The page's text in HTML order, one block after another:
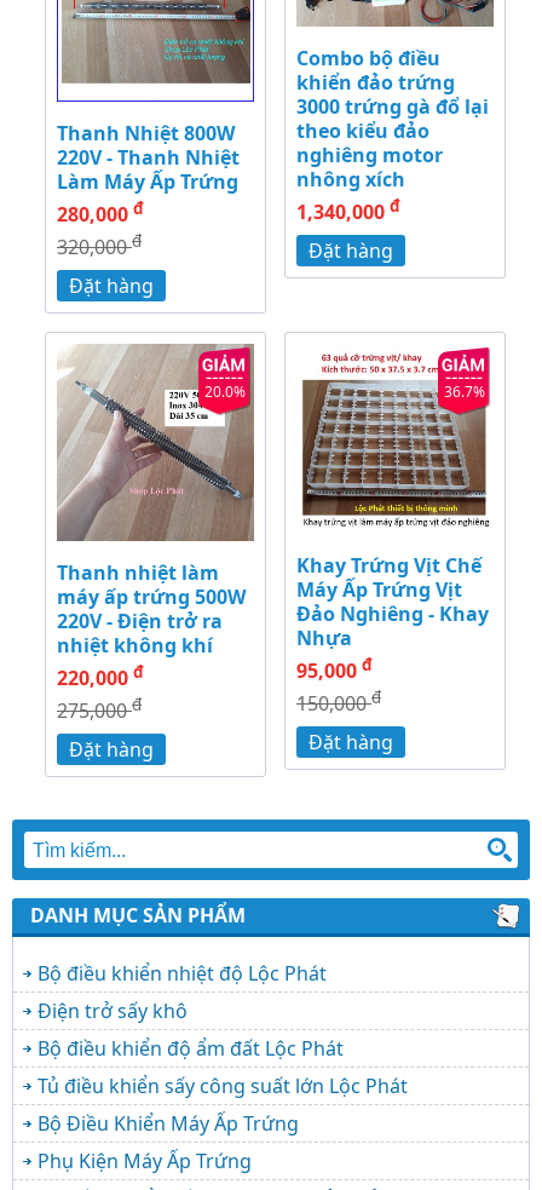
Thanh Nhiệt 800W
220V - Thanh Nhiệt
Làm Máy Ấp Trứng
280,000 đ
320,000đ
Đặt hàng
Combo bộ điều
khiển đảo trứng
3000 trứng gà đổ lại
theo kiểu đảo
nghiêng motor
nhông xích
1,340,000 đ
Đặt hàng
20.0%
Thanh nhiệt làm
máy ấp trứng 500W
220V - Điện trở ra
nhiệt không khí
220,000 đ
275,000đ
Đặt hàng
36.7%
Khay Trứng Vịt Chế
Máy Ấp Trứng Vịt
Đảo Nghiêng - Khay
Nhựa
95,000 đ
150,000đ
Đặt hàng
DANH MỤC SẢN PHẨM
Bộ điều khiển nhiệt độ Lộc Phát
Điện trở sấy khô
Bộ điều khiển độ ẩm đất Lộc Phát
Tủ điều khiển sấy công suất lớn Lộc Phát
Bộ Điều Khiển Máy Ấp Trứng
Phụ Kiện Máy Ấp Trứng